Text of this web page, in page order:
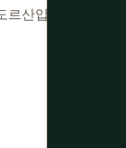
산입니다.